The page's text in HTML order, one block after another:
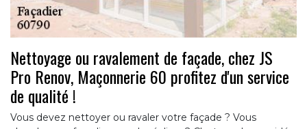
Nettoyage ou ravalement de façade, chez JS
Pro Renov, Maçonnerie 60 profitez d'un service
de qualité !
Vous devez nettoyer ou ravaler votre façade ? Vous